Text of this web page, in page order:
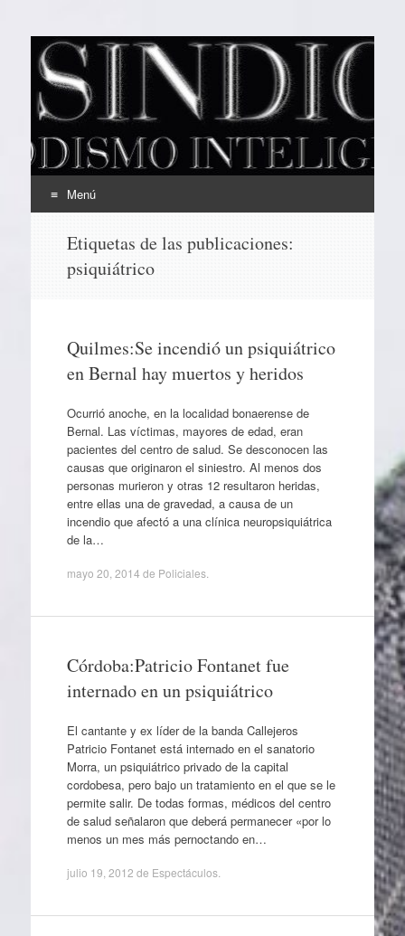
EL SINDICAL
Periodismo Inteligente
Menú
contenido
Etiquetas de las publicaciones:
psiquiátrico
Quilmes:Se incendió un psiquiátrico
en Bernal hay muertos y heridos
Ocurrió anoche, en la localidad bonaerense de
Bernal. Las víctimas, mayores de edad, eran
pacientes del centro de salud. Se desconocen las
causas que originaron el siniestro. Al menos dos
personas murieron y otras 12 resultaron heridas,
entre ellas una de gravedad, a causa de un
incendio que afectó a una clínica neuropsiquiátrica
de la…
mayo 20, 2014 de Policiales.
Córdoba:Patricio Fontanet fue
internado en un psiquiátrico
El cantante y ex líder de la banda Callejeros
Patricio Fontanet está internado en el sanatorio
Morra, un psiquiátrico privado de la capital
cordobesa, pero bajo un tratamiento en el que se le
permite salir. De todas formas, médicos del centro
de salud señalaron que deberá permanecer «por lo
menos un mes más pernoctando en…
julio 19, 2012 de Espectáculos.